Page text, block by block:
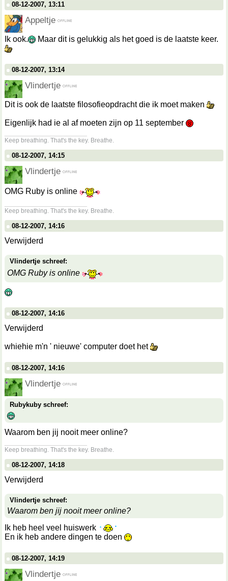
08-12-2007, 13:11
Appeltje
Ik ook. Maar dit is gelukkig als het goed is de laatste keer.
08-12-2007, 13:14
Vlindertje
Dit is ook de laatste filosofieopdracht die ik moet maken
Eigenlijk had ie al af moeten zijn op 11 september
Keep breathing. That's the key. Breathe.
08-12-2007, 14:15
Vlindertje
OMG Ruby is online
Keep breathing. That's the key. Breathe.
08-12-2007, 14:16
Verwijderd
Vlindertje schreef:
OMG Ruby is online
08-12-2007, 14:16
Verwijderd
whiehie m'n ' nieuwe' computer doet het
08-12-2007, 14:16
Vlindertje
Rubykuby schreef:
Waarom ben jij nooit meer online?
Keep breathing. That's the key. Breathe.
08-12-2007, 14:18
Verwijderd
Vlindertje schreef:
Waarom ben jij nooit meer online?
Ik heb heel veel huiswerk
En ik heb andere dingen te doen
08-12-2007, 14:19
Vlindertje